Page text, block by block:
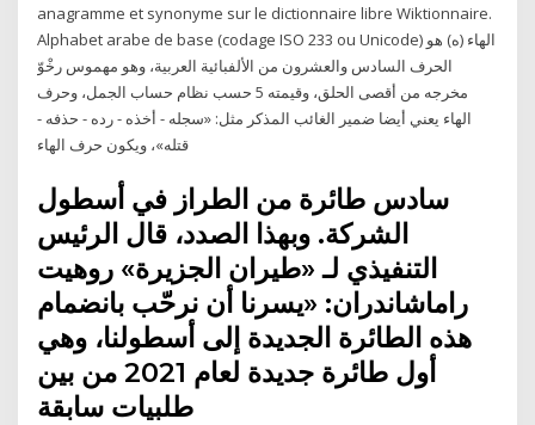
anagramme et synonyme sur le dictionnaire libre Wiktionnaire.
Alphabet arabe de base (codage ISO 233 ou Unicode) الهاء (ه) هو
الحرف السادس والعشرون من الألفبائية العربية، وهو مهموس رخْوّ
مخرجه من أقصى الحلق، وقيمته 5 حسب نظام حساب الجمل، وحرف
الهاء يعني أيضا ضمير الغائب المذكر مثل: «سجله - أخذه - رده - حذفه -
قتله»، ويكون حرف الهاء
سادس طائرة من الطراز في أسطول
الشركة. وبهذا الصدد، قال الرئيس
التنفيذي لـ «طيران الجزيرة» روهيت
راماشاندران: «يسرنا أن نرحّب بانضمام
هذه الطائرة الجديدة إلى أسطولنا، وهي
أول طائرة جديدة لعام 2021 من بين
طلبيات سابقة